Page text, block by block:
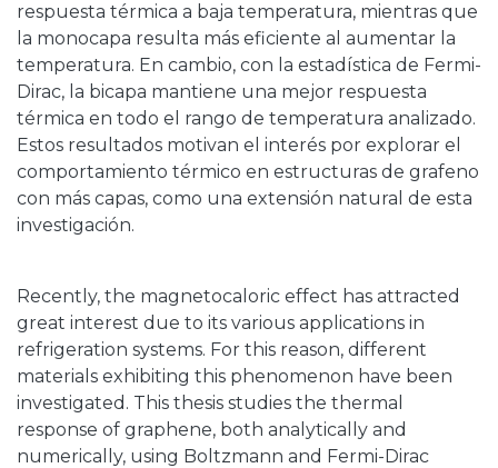
respuesta térmica a baja temperatura, mientras que
la monocapa resulta más eficiente al aumentar la
temperatura. En cambio, con la estadística de Fermi-
Dirac, la bicapa mantiene una mejor respuesta
térmica en todo el rango de temperatura analizado.
Estos resultados motivan el interés por explorar el
comportamiento térmico en estructuras de grafeno
con más capas, como una extensión natural de esta
investigación.
Recently, the magnetocaloric effect has attracted
great interest due to its various applications in
refrigeration systems. For this reason, different
materials exhibiting this phenomenon have been
investigated. This thesis studies the thermal
response of graphene, both analytically and
numerically, using Boltzmann and Fermi-Dirac